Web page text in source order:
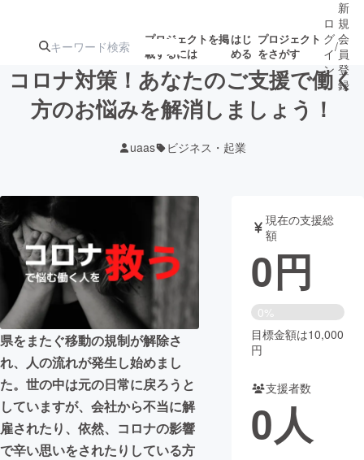
プロジェクトを掲
載するには
はじ
める
プロジェクト
をさがす
ジェクト
募集終了が近いプ
ロジェクト
音楽
テクノロジー・ガジェット ゲーム・サ
映像・映画 書籍・雑誌
ビジネス・起業
まちづくり・地域活性化
CAMPFIRE for Social Good
CAMPFIRE Creation
ロ
グ
イ
ン
/
新
規
会
員
登
録
コロナ対策！あなたのご支援で働く
方のお悩みを解消しましょう！
uaas ビジネス・起業
県をまたぐ移動の規制が解除さ
れ、人の流れが発生し始めまし
た。世の中は元の日常に戻ろうと
していますが、会社から不当に解
雇されたり、依然、コロナの影響
で辛い思いをされたりしている方
現在の支援総
額
0円
0%
目標金額は10,000
円
支援者数
0人